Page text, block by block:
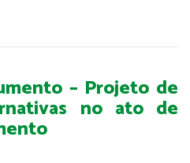
– Projeto de
no ato de